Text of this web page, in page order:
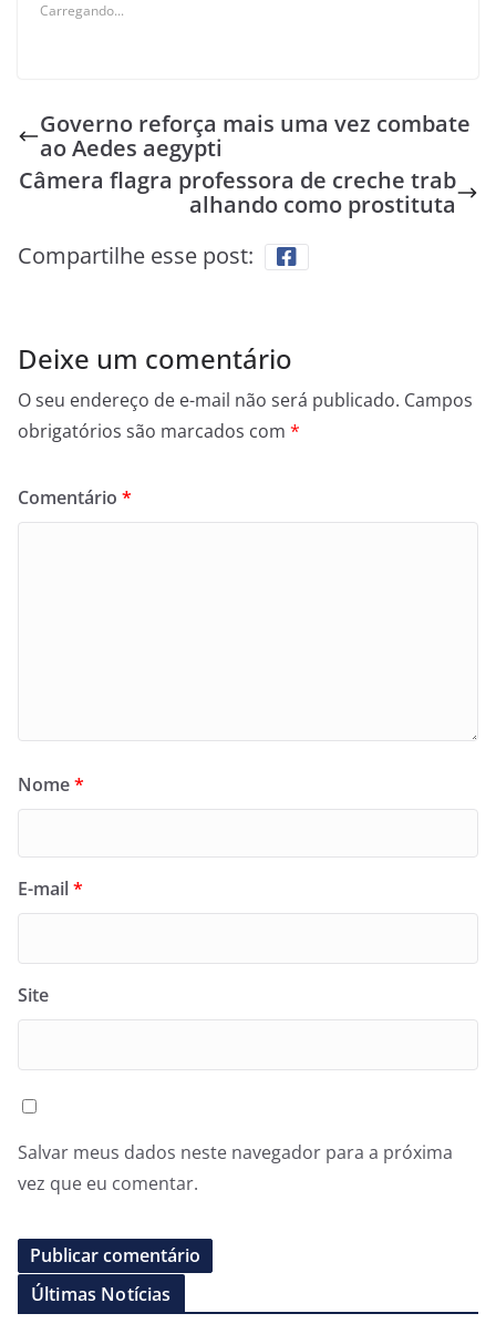
Carregando...
Governo reforça mais uma vez combate
ao Aedes aegypti
Câmera flagra professora de creche trab
alhando como prostituta
Compartilhe esse post:
Deixe um comentário
O seu endereço de e-mail não será publicado. Campos
obrigatórios são marcados com *
Comentário *
Nome*
E-mail*
Site
Salvar meus dados neste navegador para a próxima
vez que eu comentar.
Últimas Notícias